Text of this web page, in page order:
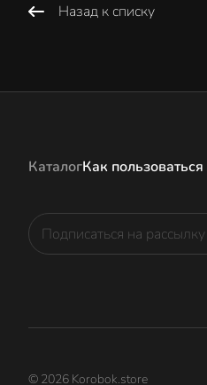
Назад к списку
КаталогКак
© 2026 Korobok.store